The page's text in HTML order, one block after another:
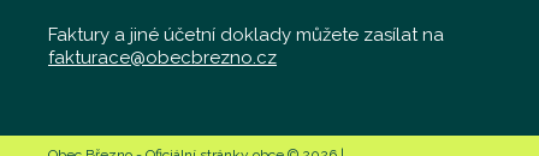
Faktury a jiné účetní doklady můžete zasílat na
fakturace@obecbrezno.cz